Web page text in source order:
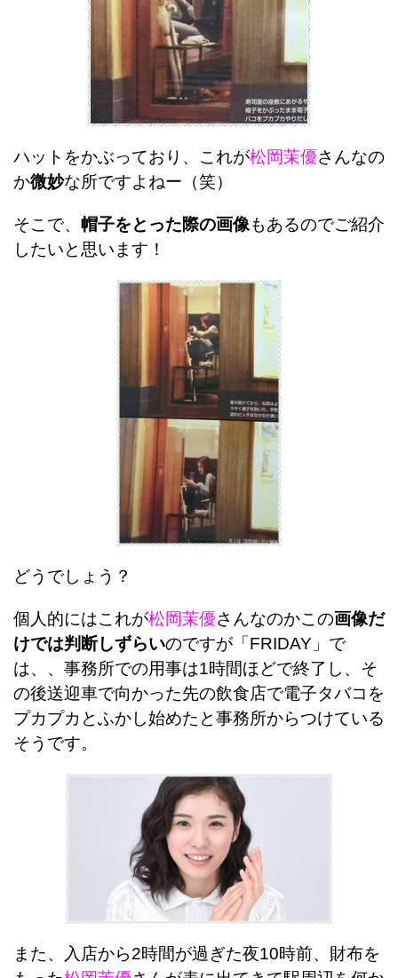
ハットをかぶっており、これが松岡茉優さんなの
か微妙な所ですよねー（笑）
そこで、 帽子をとった際の画像もあるのでご紹介
したいと思います！
どうでしょう？
個人的にはこれが松岡茉優さんなのかこの画像だ
けでは判断しずらいのですが「FRIDAY」で
は、、事務所での用事は1時間ほどで終了し、そ
の後送迎車で向かった先の飲食店で電子タバコを
プカプカとふかし始めたと事務所からつけている
そうです。
また、入店から2時間が過ぎた夜10時前、財布を